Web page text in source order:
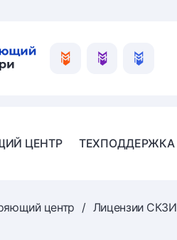
ЦЕНТР ТЕХПОДДЕРЖКА
центр Лицензии СКЗИ